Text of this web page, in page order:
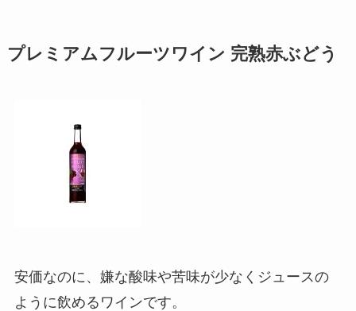
プレミアムフルーツワイン 完熟赤ぶどう
安価なのに、嫌な酸味や苦味が少なくジュースの
ように飲めるワインです。